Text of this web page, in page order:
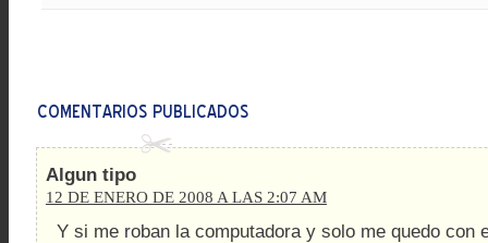
Algun tipo
12 DE ENERO DE 2008 A LAS 2:07 AM
Y si me roban la computadora y solo me quedo con